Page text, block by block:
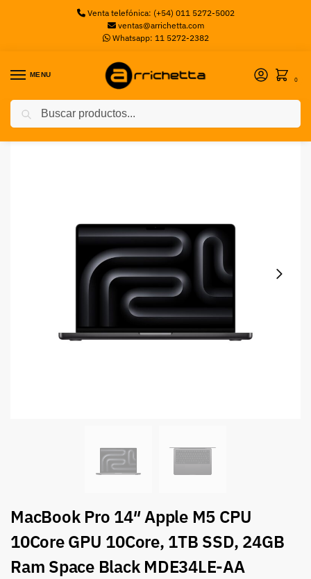
Venta telefónica: (+54) 011 5272-5002
ventas@arrichetta.com
Whatsapp: 11 5272-2382
MENU
0
Inicio Notebooks / MacBook Pro 14″ Apple M5 CPU 10Core GPU 10Core, 1TB SSD, 24GB Ram Space Black MDE34LE-AA
MacBook Pro 14″ Apple M5 CPU
10Core GPU 10Core, 1TB SSD, 24GB
Ram Space Black MDE34LE-AA